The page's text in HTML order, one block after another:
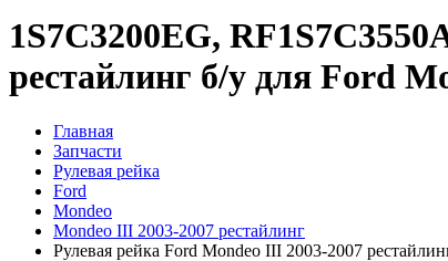
1S7C3200EG,
рестайлинг б/у для Ford
Главная
Запчасти
Рулевая рейка
Ford
Mondeo
Mondeo III 2003-2007 рестайлинг
Рулевая рейка Ford Mondeo III 2003-2007